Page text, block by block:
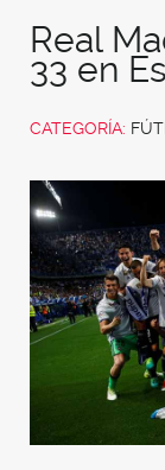
Real
33 en
CATEGORÍA: